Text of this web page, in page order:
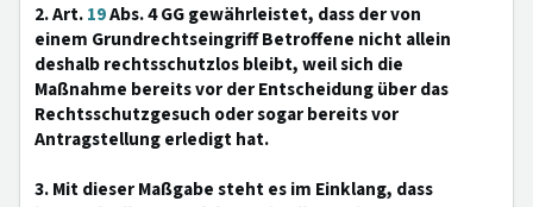
2. Art.19Abs. 4 GG gewährleistet, dass der von
einem Grundrechtseingriff Betroffene nicht allein
deshalb rechtsschutzlos bleibt, weil sich die
Maßnahme bereits vor der Entscheidung über das
Rechtsschutzgesuch oder sogar bereits vor
Antragstellung erledigt hat.
3. Mit dieser Maßgabe steht es im Einklang, dass